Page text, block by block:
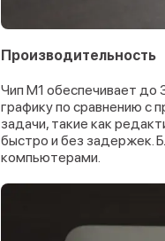
Производительность
Чип M1 обеспечивает
графику по сравнению с
задачи, такие как
быстро и без задержек.
компьютерами.